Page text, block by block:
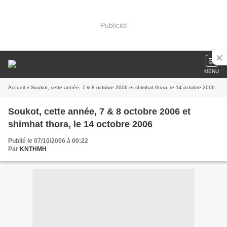
Publicité
MENU
Accueil » Soukot, cette année, 7 & 8 octobre 2006 et shimhat thora, le 14 octobre 2006
Soukot, cette année, 7 & 8 octobre 2006 et
shimhat thora, le 14 octobre 2006
Publié le 07/10/2006 à 00:22
Par KNTHMH